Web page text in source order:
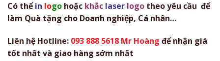
Có thểin logo hoặc khắc laser logo theo yêu cầu để
làm Quà tặng cho Doanh nghiệp, Cá nhân…
Liên hệ Hotline: 093 888 5618 Mr Hoàng để nhận giá
tốt nhất và giao hàng sớm nhất